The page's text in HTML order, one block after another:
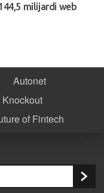
milijardi web
Autonet
Knockout
of Fintech